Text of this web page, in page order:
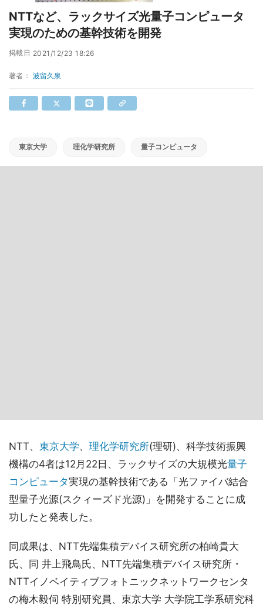
NTTなど、ラックサイズ光量子コンピュータ
実現のための基幹技術を開発
掲載日 2021/12/23 18:26
著者： 波留久泉
東京大学 理化学研究所 量子コンピュータ
NTT、 東京大学、 理化学研究所(理研)、科学技術振興
機構の4者は12月22日、ラックサイズの大規模光量子
コンピュータ実現の基幹技術である「光ファイバ結合
型量子光源(スクィーズド光源)」を開発することに成
功したと発表した。
同成果は、NTT先端集積デバイス研究所の柏崎貴大
氏、同 井上飛鳥氏、NTT先端集積デバイス研究所・
NTTイノベイティブフォトニックネットワークセンタ
の梅木毅伺 特別研究員、東京大学 大学院工学系研究科